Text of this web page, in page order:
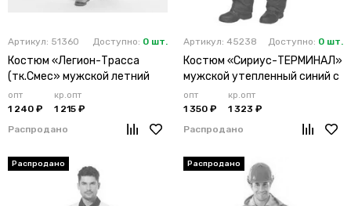
Артикул: 51360 Доступно: 0 шт.
Костюм «Легион-Трасса
(тк.Смес» мужской летний
оранжевый
опт
1 240 ₽
кр.опт
1 215 ₽
Распродано
Артикул: 45238 Доступно: 0 шт.
Костюм «Сириус-ТЕРМИНАЛ»
мужской утепленный синий с
п/к
опт
1 350 ₽
кр.опт
1 323 ₽
Распродано